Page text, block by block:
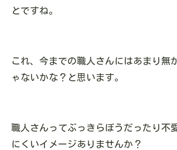
とですね。
これ、今までの職人さんにはあまり無
ゃないかな？と思います。
職人さんってぶっきらぼうだったり不
にくいイメージありませんか？